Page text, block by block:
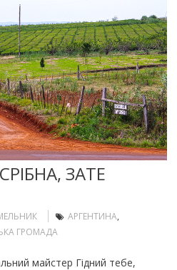
ЗАТЕ
АРГЕНТИНА,
ГРОМАДА
майстер Гідний тебе,